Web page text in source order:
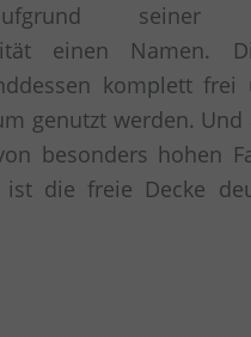
seiner
einen Namen.
komplett frei
genutzt werden. Und
besonders hohen
ist die freie Decke